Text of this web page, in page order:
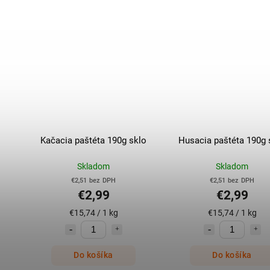
Kačacia paštéta 190g sklo
Skladom
€2,51 bez DPH
€2,99
€15,74 / 1 kg
Do košíka
Husacia paštéta 190g
Skladom
€2,51 bez DPH
€2,99
€15,74 / 1 kg
Do košíka